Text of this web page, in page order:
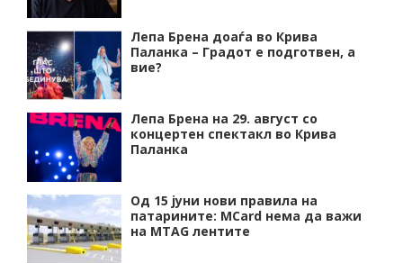
Лепа Брена доаѓа во Крива
Паланка – Градот е подготвен, а
вие?
Лепа Брена на 29. август со
концертен спектакл во Крива
Паланка
Од 15 јуни нови правила на
патарините: MCard нема да важи
на MTAG лентите